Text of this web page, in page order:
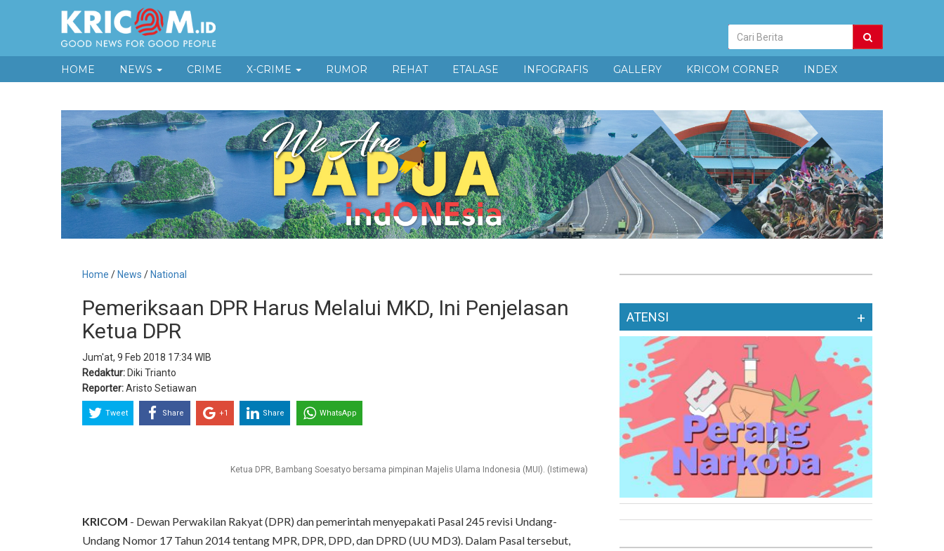
Pencarian
Berita
HOME NEWS CRIME X-CRIME RUMOR REHAT ETALASE INFOGRAFIS GALLERY KRICOM CORNER INDEX
Home / News / National
Pemeriksaan DPR Harus Melalui MKD, Ini Penjelasan
Ketua DPR
Jum'at, 9 Feb 2018 17:34 WIB
Redaktur: Diki Trianto
Reporter:Aristo Setiawan
Tweet Share +1 Share WhatsApp
Ketua DPR, Bambang Soesatyo bersama pimpinan Majelis Ulama Indonesia (MUI). (Istimewa)
KRICOM - Dewan Perwakilan Rakyat (DPR) dan pemerintah menyepakati Pasal 245 revisi Undang-
Undang Nomor 17 Tahun 2014 tentang MPR, DPR, DPD, dan DPRD (UU MD3). Dalam Pasal tersebut,
ATENSI +